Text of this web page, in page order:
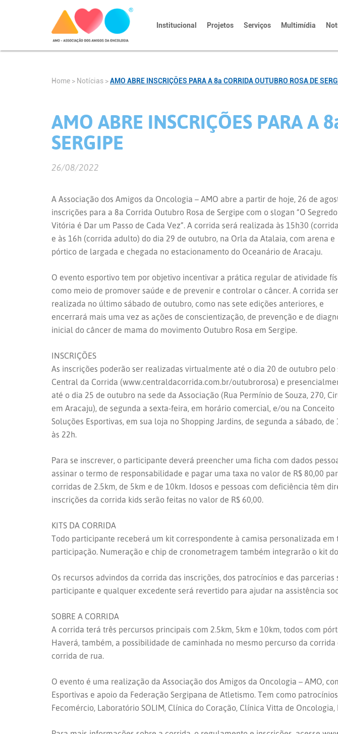
Institucional Projetos Serviços Multimídia
Home > Notícias >AMO ABRE INSCRIÇÕES PARA A 8a CORRIDA OUTUBRO ROSA DE
AMO ABRE INSCRIÇÕES PARA A
SERGIPE
26/08/2022
A Associação dos Amigos da Oncologia – AMO abre a partir de hoje, 26 de
inscrições para a 8a Corrida Outubro Rosa de Sergipe com o slogan “O
Vitória é Dar um Passo de Cada Vez”. A corrida será realizada às 15h30
e às 16h (corrida adulto) do dia 29 de outubro, na Orla da Atalaia, com arena e
pórtico de largada e chegada no estacionamento do Oceanário de Aracaju.
O evento esportivo tem por objetivo incentivar a prática regular de atividade
como meio de promover saúde e de prevenir e controlar o câncer. A corrida
realizada no último sábado de outubro, como nas sete edições anteriores, e
encerrará mais uma vez as ações de conscientização, de prevenção e de
inicial do câncer de mama do movimento Outubro Rosa em Sergipe.
INSCRIÇÕES
As inscrições poderão ser realizadas virtualmente até o dia 20 de outubro pelo
Central da Corrida (www.centraldacorrida.com.br/outubrorosa) e
até o dia 25 de outubro na sede da Associação (Rua Permínio de Souza, 270,
em Aracaju), de segunda a sexta-feira, em horário comercial, e/ou na Conceito
Soluções Esportivas, em sua loja no Shopping Jardins, de segunda a sábado, de
às 22h.
Para se inscrever, o participante deverá preencher uma ficha com dados
assinar o termo de responsabilidade e pagar uma taxa no valor de R$ 80,00
corridas de 2.5km, de 5km e de 10km. Idosos e pessoas com deficiência têm
inscrições da corrida kids serão feitas no valor de R$ 60,00.
KITS DA CORRIDA
Todo participante receberá um kit correspondente à camisa personalizada
participação. Numeração e chip de cronometragem também integrarão o kit
Os recursos advindos da corrida das inscrições, dos patrocínios e das
participante e qualquer excedente será revertido para ajudar na assistência
SOBRE A CORRIDA
A corrida terá três percursos principais com 2.5km, 5km e 10km, todos com
Haverá, também, a possibilidade de caminhada no mesmo percurso da
corrida de rua.
O evento é uma realização da Associação dos Amigos da Oncologia – AMO,
Esportivas e apoio da Federação Sergipana de Atletismo. Tem como
Fecomércio, Laboratório SOLIM, Clínica do Coração, Clínica Vitta de